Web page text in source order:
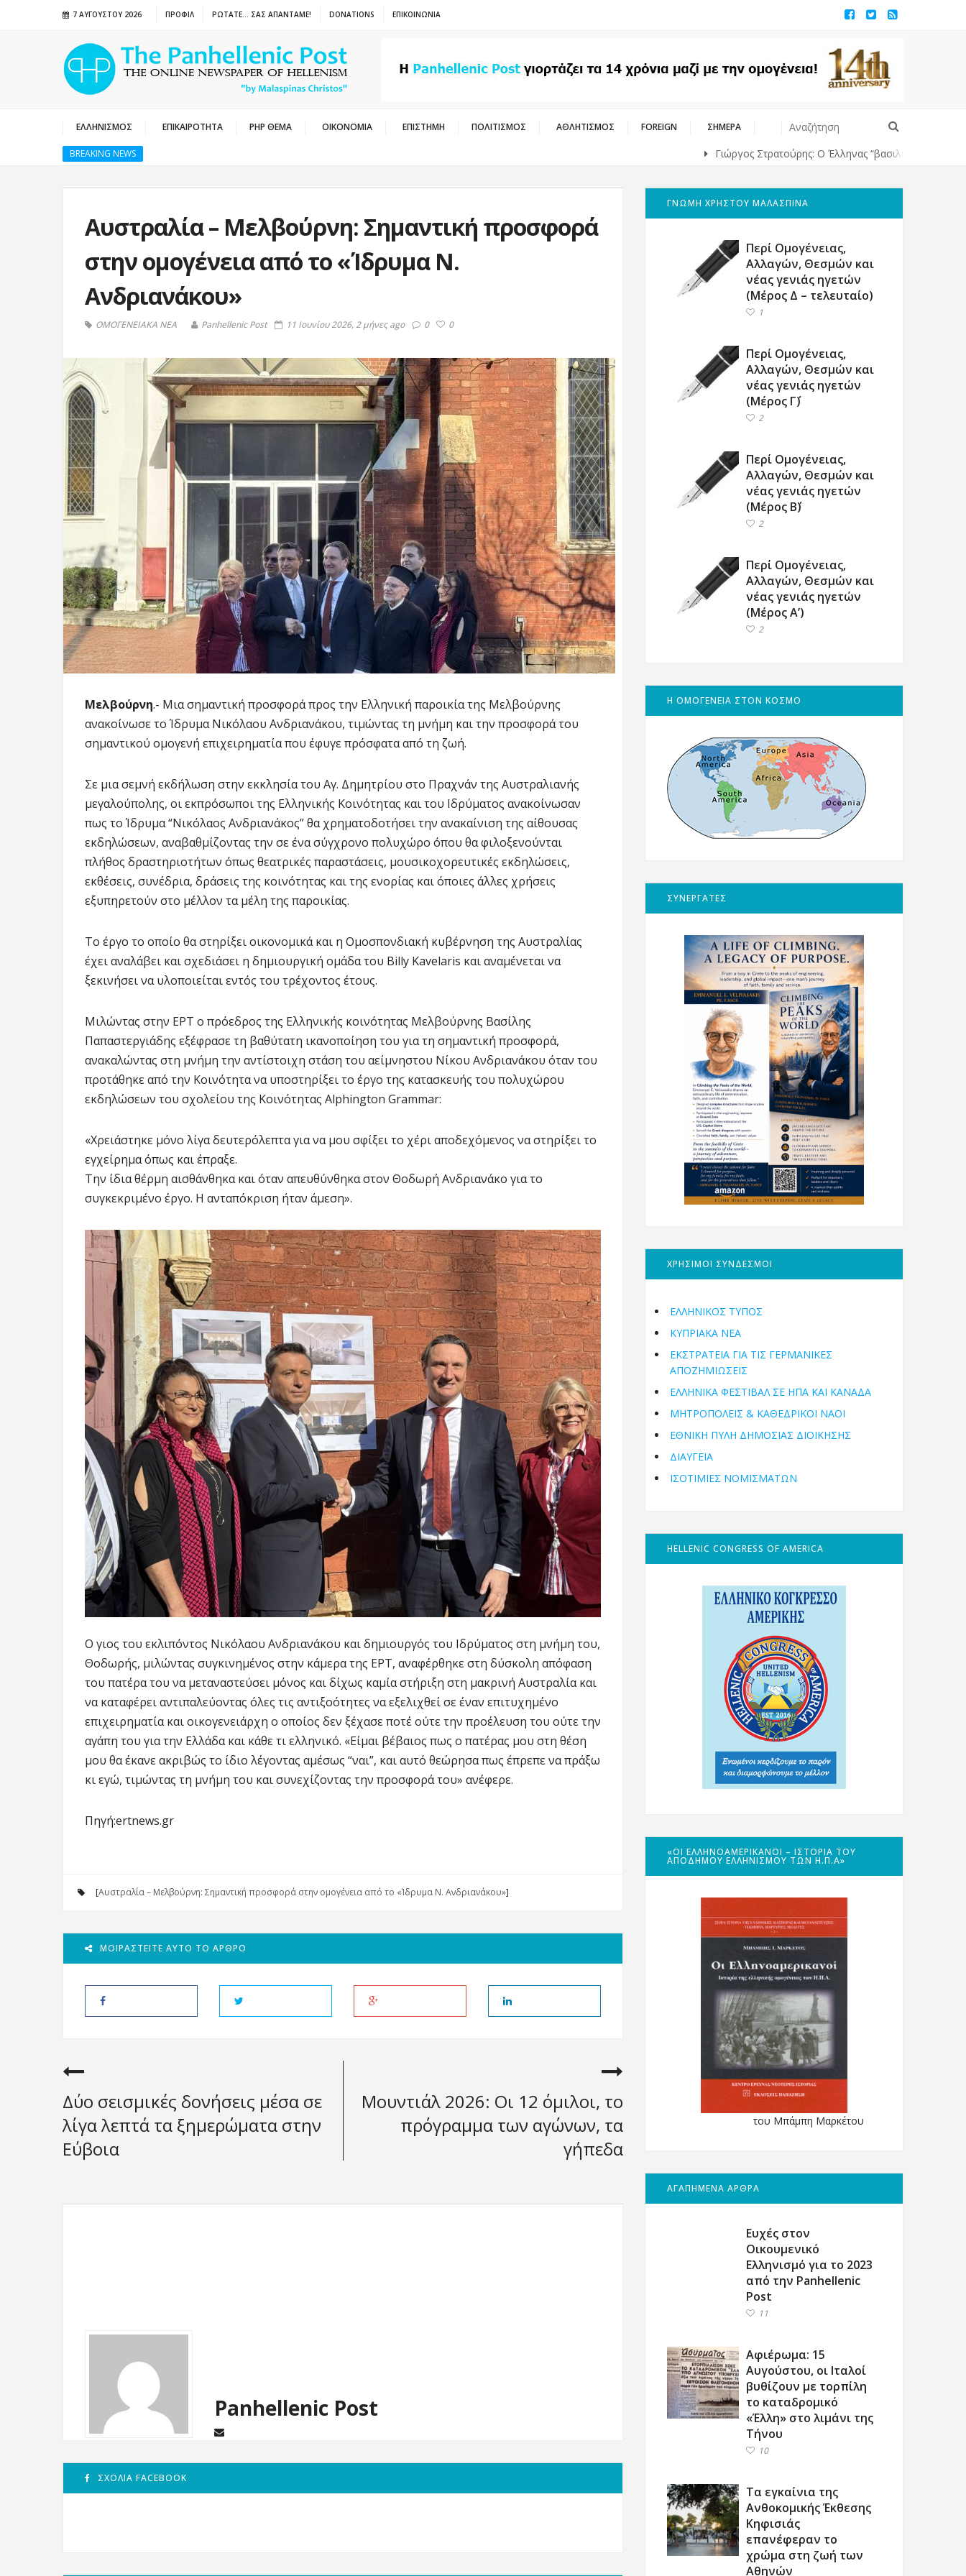
7 ΑΥΓΟΎΣΤΟΥ 2026 ΠΡΟΦΙΛ ΡΩΤΑΤΕ… ΣΑΣ ΑΠΑΝΤΑΜΕ! DONATIONS ΕΠΙΚΟΙΝΩΝΙΑ
ΕΛΛΗΝΙΣΜΟΣ ΕΠΙΚΑΙΡΟΤΗΤΑ PHP ΘΕΜΑ ΟΙΚΟΝΟΜΙΑ ΕΠΙΣΤΗΜΗ ΠΟΛΙΤΙΣΜΟΣ ΑΘΛΗΤΙΣΜΟΣ FOREIGN ΣΗΜΕΡΑ
BREAKING NEWS Γιώργος Στρατούρης: Ο Έλληνας “βασιλιάς” της υψηλής ραπτικής
Αυστραλία – Μελβούρνη: Σημαντική προσφορά
στην ομογένεια από το «Ίδρυμα Ν.
Ανδριανάκου»
ΟΜΟΓΕΝΕΙΑΚΑ ΝΕΑ Panhellenic Post 11 Ιουνίου 2026, 2 μήνες ago 0 0
Μελβούρνη.- Μια σημαντική προσφορά προς την Ελληνική παροικία της Μελβούρνης
ανακοίνωσε το Ίδρυμα Νικόλαου Ανδριανάκου, τιμώντας τη μνήμη και την προσφορά του
σημαντικού ομογενή επιχειρηματία που έφυγε πρόσφατα από τη ζωή.
Σε μια σεμνή εκδήλωση στην εκκλησία του Αγ. Δημητρίου στο Πραχνάν της Αυστραλιανής
μεγαλούπολης, οι εκπρόσωποι της Ελληνικής Κοινότητας και του Ιδρύματος ανακοίνωσαν
πως το Ίδρυμα “Νικόλαος Ανδριανάκος” θα χρηματοδοτήσει την ανακαίνιση της αίθουσας
εκδηλώσεων, αναβαθμίζοντας την σε ένα σύγχρονο πολυχώρο όπου θα φιλοξενούνται
πλήθος δραστηριοτήτων όπως θεατρικές παραστάσεις, μουσικοχορευτικές εκδηλώσεις,
εκθέσεις, συνέδρια, δράσεις της κοινότητας και της ενορίας και όποιες άλλες χρήσεις
εξυπηρετούν στο μέλλον τα μέλη της παροικίας.
Το έργο το οποίο θα στηρίξει οικονομικά και η Ομοσπονδιακή κυβέρνηση της Αυστραλίας
έχει αναλάβει και σχεδιάσει η δημιουργική ομάδα του Billy Kavelaris και αναμένεται να
ξεκινήσει να υλοποιείται εντός του τρέχοντος έτους.
Μιλώντας στην ΕΡΤ ο πρόεδρος της Ελληνικής κοινότητας Μελβούρνης Βασίλης
Παπαστεργιάδης εξέφρασε τη βαθύτατη ικανοποίηση του για τη σημαντική προσφορά,
ανακαλώντας στη μνήμη την αντίστοιχη στάση του αείμνηστου Νίκου Ανδριανάκου όταν του
προτάθηκε από την Κοινότητα να υποστηρίξει το έργο της κατασκευής του πολυχώρου
εκδηλώσεων του σχολείου της Κοινότητας Alphington Grammar:
«Χρειάστηκε μόνο λίγα δευτερόλεπτα για να μου σφίξει το χέρι αποδεχόμενος να στηρίξει το
εγχείρημα όπως και έπραξε.
Την ίδια θέρμη αισθάνθηκα και όταν απευθύνθηκα στον Θοδωρή Ανδριανάκο για το
συγκεκριμένο έργο. Η ανταπόκριση ήταν άμεση».
Ο γιος του εκλιπόντος Νικόλαου Ανδριανάκου και δημιουργός του Ιδρύματος στη μνήμη του,
Θοδωρής, μιλώντας συγκινημένος στην κάμερα της ΕΡΤ, αναφέρθηκε στη δύσκολη απόφαση
του πατέρα του να μεταναστεύσει μόνος και δίχως καμία στήριξη στη μακρινή Αυστραλία και
να καταφέρει αντιπαλεύοντας όλες τις αντιξοότητες να εξελιχθεί σε έναν επιτυχημένο
επιχειρηματία και οικογενειάρχη ο οποίος δεν ξέχασε ποτέ ούτε την προέλευση του ούτε την
αγάπη του για την Ελλάδα και κάθε τι ελληνικό. «Είμαι βέβαιος πως ο πατέρας μου στη θέση
μου θα έκανε ακριβώς το ίδιο λέγοντας αμέσως “ναι”, και αυτό θεώρησα πως έπρεπε να πράξω
κι εγώ, τιμώντας τη μνήμη του και συνεχίζοντας την προσφορά του» ανέφερε.
Πηγή:ertnews.gr
[Αυστραλία – Μελβούρνη: Σημαντική προσφορά στην ομογένεια από το «Ίδρυμα Ν. Ανδριανάκου»]
ΜΟΙΡΑΣΤΕΊΤΕ ΑΥΤΌ ΤΟ ΆΡΘΡΟ
Δύο σεισμικές δονήσεις μέσα σε
λίγα λεπτά τα ξημερώματα στην
Εύβοια
Μουντιάλ 2026: Οι 12 όμιλοι, το
πρόγραμμα των αγώνων, τα
γήπεδα
Panhellenic Post
ΣΧΌΛΙΑ FACEBOOK
ΓΝΩΜΗ ΧΡΗΣΤΟΥ ΜΑΛΑΣΠΙΝΑ
Περί Ομογένειας,
Αλλαγών, Θεσμών και
νέας γενιάς ηγετών
(Μέρος Δ – τελευταίο)
1
Περί Ομογένειας,
Αλλαγών, Θεσμών και
νέας γενιάς ηγετών
(Μέρος Γ΄)
2
Περί Ομογένειας,
Αλλαγών, Θεσμών και
νέας γενιάς ηγετών
(Μέρος Β΄)
2
Περί Ομογένειας,
Αλλαγών, Θεσμών και
νέας γενιάς ηγετών
(Μέρος Α’)
2
Η ΟΜΟΓΕΝΕΙΑ ΣΤΟΝ ΚΟΣΜΟ
ΣΥΝΕΡΓΑΤΕΣ
ΧΡΗΣΙΜΟΙ ΣΥΝΔΕΣΜΟΙ
ΕΛΛΗΝΙΚΟΣ ΤΥΠΟΣ
ΚΥΠΡΙΑΚΑ ΝΕΑ
ΕΚΣΤΡΑΤΕΙΑ ΓΙΑ ΤΙΣ ΓΕΡΜΑΝΙΚΕΣ
ΑΠΟΖΗΜΙΩΣΕΙΣ
ΕΛΛΗΝΙΚΆ ΦΕΣΤΙΒΆΛ ΣΕ ΗΠΑ ΚΑΙ ΚΑΝΑΔΑ
ΜΗΤΡΟΠΌΛΕΙΣ & ΚΑΘΕΔΡΙΚΟΊ ΝΑΟΊ
ΕΘΝΙΚΉ ΠΎΛΗ ΔΗΜΌΣΙΑΣ ΔΙΟΊΚΗΣΗΣ
ΔΙΑΥΓΕΙΑ
ΙΣΟΤΙΜΙΕΣ ΝΟΜΙΣΜΑΤΩΝ
HELLENIC CONGRESS OF AMERICA
«ΟΙ ΕΛΛΗΝΟΑΜΕΡΙΚΑΝΟΊ – ΙΣΤΟΡΊΑ ΤΟΥ
ΑΠΌΔΗΜΟΥ ΕΛΛΗΝΙΣΜΟΎ ΤΩΝ Η.Π.Α»
του Μπάμπη Μαρκέτου
ΑΓΑΠΗΜΕΝΑ ΑΡΘΡΑ
Ευχές στον
Οικουμενικό
Ελληνισμό για το 2023
από την Panhellenic
Post
11
Αφιέρωμα: 15
Αυγούστου, οι Ιταλοί
βυθίζουν με τορπίλη
το καταδρομικό
«Έλλη» στο λιμάνι της
Τήνου
10
Τα εγκαίνια της
Ανθοκομικής Έκθεσης
Κηφισιάς
επανέφεραν το
χρώμα στη ζωή των
Αθηνών